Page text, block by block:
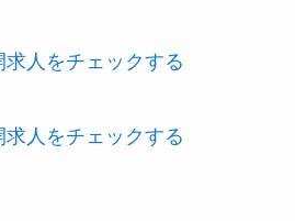
人をチェックする
人をチェックする